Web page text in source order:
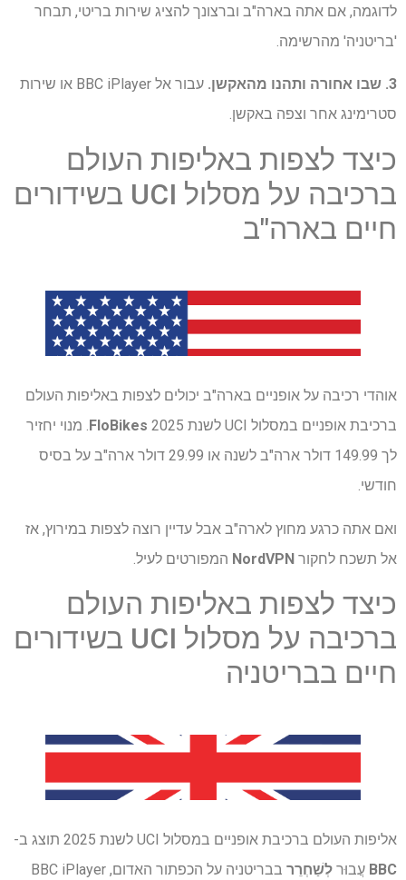
לדוגמה, אם אתה בארה"ב וברצונך להציג שירות בריטי, תבחר
'בריטניה' מהרשימה.
3. שבו אחורה ותהנו מהאקשן.
עבור אל BBC iPlayer או שירות
סטרימינג אחר וצפה באקשן.
כיצד לצפות באליפות העולם
ברכיבה על מסלול UCI בשידורים
חיים בארה"ב
אוהדי רכיבה על אופניים בארה"ב יכולים לצפות באליפות העולם
ברכיבת אופניים במסלול UCI לשנת 2025
FloBikes . מנוי יחזיר
לך 149.99 דולר ארה"ב לשנה או 29.99 דולר ארה"ב על בסיס
חודשי.
ואם אתה כרגע מחוץ לארה"ב אבל עדיין רוצה לצפות במירוץ, אז
אל תשכח לחקור NordVPN המפורטים לעיל.
כיצד לצפות באליפות העולם
ברכיבה על מסלול UCI בשידורים
חיים בבריטניה
אליפות העולם ברכיבת אופניים במסלול UCI לשנת 2025 תוצג ב-
BBC עֲבוּר לְשַׁחְרֵר
בבריטניה על הכפתור האדום, BBC iPlayer